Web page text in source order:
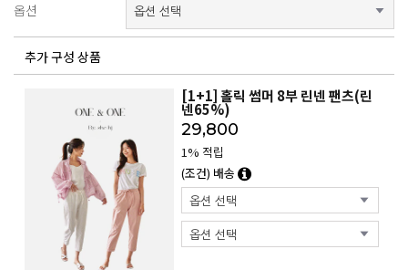
옵션
추가 구성 상품
[1+1] 홀릭 썸머 8부 린넨 팬츠(린
넨65%)
29,800
1% 적립
(조건) 배송